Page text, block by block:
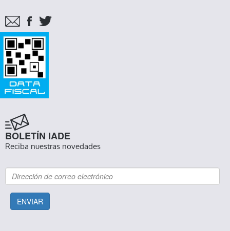
BOLETÍN IADE
Reciba nuestras novedades
ENVIAR